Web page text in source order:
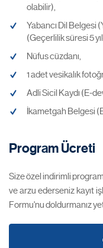
olabilir),
Yabancı Dil Belgesi
(Geçerlilik süresi 5
Nüfus cüzdanı,
1 adet vesikalık
Adli Sicil Kaydı (E-
İkametgah Belgesi
Program Ücreti
Size özel indirimli
ve arzu ederseniz kayıt
Formu'nu doldurmanız